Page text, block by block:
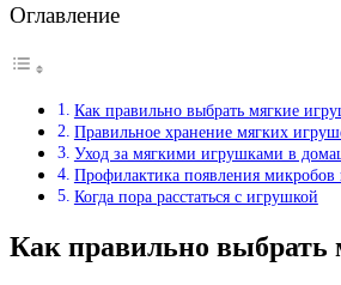
Оглавление
Как правильно выбрать мягкие
Правильное хранение мягких
Уход за мягкими игрушками в
Профилактика появления
Когда пора расстаться с игрушкой
Как правильно выбрать